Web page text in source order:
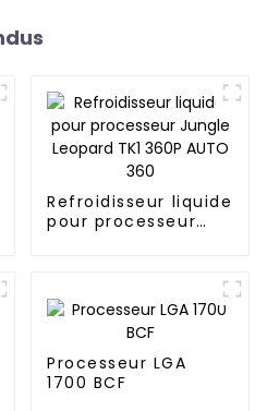
Refroidisseur liquide
pour processeur
Processeur LGA
1700 BCF